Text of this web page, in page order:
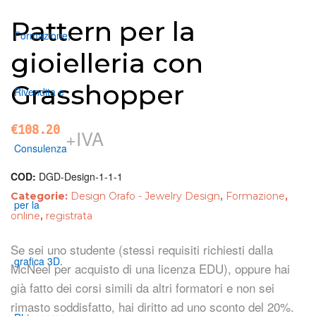
Pattern per la
gioielleria con
Grasshopper
€108.20 +IVA
COD: DGD-Design-1-1-1
Categorie: Design Orafo - Jewelry Design, Formazione,
online, registrata
Se sei uno studente (stessi requisiti richiesti dalla
McNeel per acquisto di una licenza EDU), oppure hai
già fatto dei corsi simili da altri formatori e non sei
rimasto soddisfatto, hai diritto ad uno sconto del 20%.